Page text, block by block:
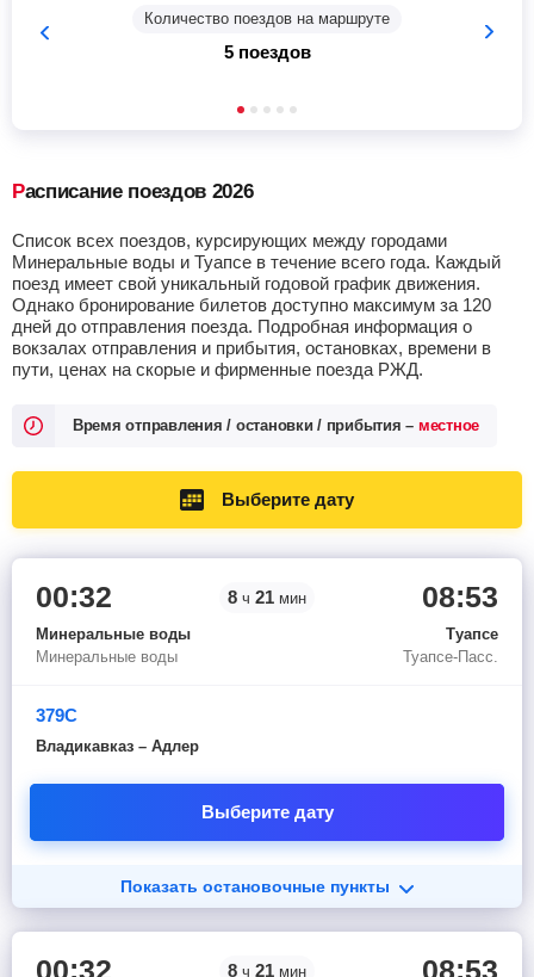
Количество поездов на маршруте
5 поездов
Расписание поездов 2026
Список всех поездов, курсирующих между городами
Минеральные воды и Туапсе в течение всего года. Каждый
поезд имеет свой уникальный годовой график движения.
Однако бронирование билетов доступно максимум за 120
дней до отправления поезда. Подробная информация о
вокзалах отправления и прибытия, остановках, времени в
пути, ценах на скорые и фирменные поезда РЖД.
Время отправления / остановки / прибытия – местное
Выберите дату
00:32
Минеральные воды
Минеральные воды
8 ч 21 мин 08:53
Туапсе
Туапсе-Пасс.
379С
Владикавказ – Адлер
Выберите дату
Показать остановочные пункты
00:32 8 ч 21 мин 08:53